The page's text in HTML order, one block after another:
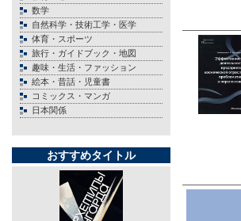
数学
自然科学・技術工学・医学
体育・スポーツ
旅行・ガイドブック・地図
趣味・生活・ファッション
絵本・昔話・児童書
コミックス・マンガ
日本関係
おすすめタイトル